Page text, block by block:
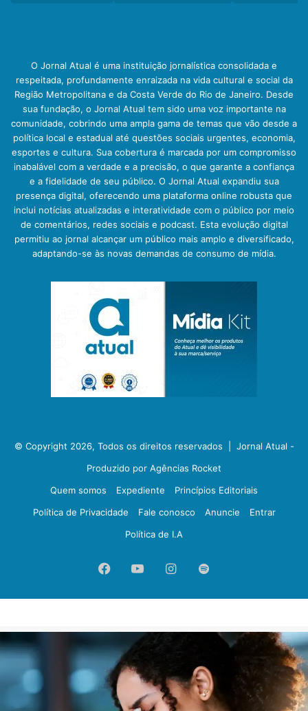
O Jornal Atual é uma instituição jornalística consolidada e
respeitada, profundamente enraizada na vida cultural e social da
Região Metropolitana e da Costa Verde do Rio de Janeiro. Desde
sua fundação, o Jornal Atual tem sido uma voz importante na
comunidade, cobrindo uma ampla gama de temas que vão desde a
política local e estadual até questões sociais urgentes, economia,
esportes e cultura. Sua cobertura é marcada por um compromisso
inabalável com a verdade e a precisão, o que garante a confiança
e a fidelidade de seu público. O Jornal Atual expandiu sua
presença digital, oferecendo uma plataforma online robusta que
inclui notícias atualizadas e interatividade com o público por meio
de comentários, redes sociais e podcast. Esta evolução digital
permitiu ao jornal alcançar um público mais amplo e diversificado,
adaptando-se às novas demandas de consumo de mídia.
© Copyright 2026, Todos os direitos reservados | Jornal Atual -
Produzido por Agências Rocket
Quem somos
Expediente
Princípios Editoriais
Política de Privacidade
Fale conosco Anuncie
Entrar
Política de I.A
FacebookYouTubeInstagram
Spotify